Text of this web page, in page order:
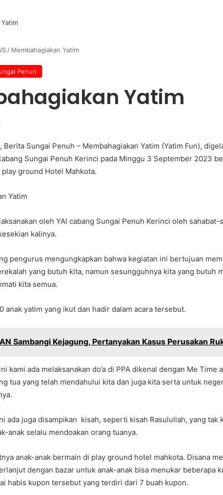
/ Membahagiakan Yatim
Penuh
Yatim
Sungai Penuh – Membahagiakan Yatim (Yatim Fun),
Sungai Penuh Kerinci pada Minggu 3 September 2023
ground Hotel Mahkota.
oleh YAI cabang Sungai Penuh Kerinci oleh sahabat-
kalinya.
pengurus mengungkapkan bahwa kegiatan ini bertujuan
yang butuh kita, namun sesungguhnya kita yang butuh
kita semua.
anak yatim yang ikut dan hadir dalam acara tersebut.
Sambangi Kejagung, Pertanyakan Kasus Perusakan
kami ada melaksanakan do’a di PPA dikenal dengan Me
tua yang telah mendahului kita dan juga kita serta untuk
ada juga disampikan kisah, seperti kisah Rasulullah, yang tak
anak selalu mendoakan orang tuanya.
anak-anak bermain di play ground hotel mahkota. Disana
dengan bazar untuk anak-anak bisa menukar beberapa
habis kupon tersebut yang terdiri dari 7 buah kupon.